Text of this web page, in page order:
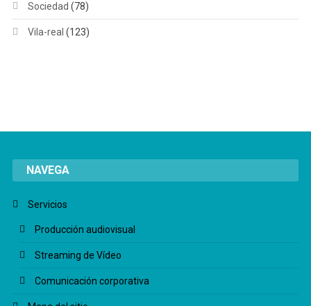
Sociedad (78)
Vila-real (123)
NAVEGA
Servicios
Producción audiovisual
Streaming de Vídeo
Comunicación corporativa